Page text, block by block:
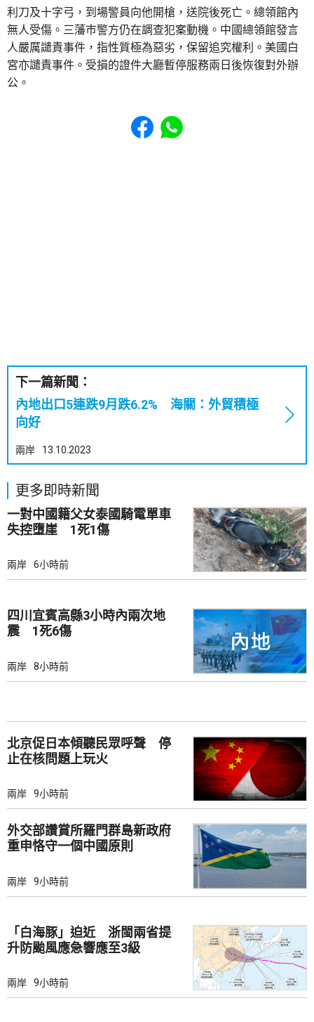
利刀及十字弓，到場警員向他開槍，送院後死亡。總領館內
無人受傷。三藩巿警方仍在調查犯案動機。中國總領館發言
人嚴厲譴責事件，指性質極為惡劣，保留追究權利。美國白
宮亦譴責事件。受損的證件大廳暫停服務兩日後恢復對外辦
公。
Share to Facebook
Share to WhatsApp
下一篇新聞：
內地出口5連跌9月跌6.2% 海關：外貿積極
向好
兩岸 13.10.2023
更多即時新聞
一對中國籍父女泰國騎電單車
失控墮崖 1死1傷
兩岸 6小時前
四川宜賓高縣3小時內兩次地
震 1死6傷
兩岸 8小時前
北京促日本傾聽民眾呼聲 停
止在核問題上玩火
兩岸 9小時前
外交部讚賞所羅門群島新政府
重申恪守一個中國原則
兩岸 9小時前
「白海豚」迫近 浙閩兩省提
升防颱風應急響應至3級
兩岸 9小時前